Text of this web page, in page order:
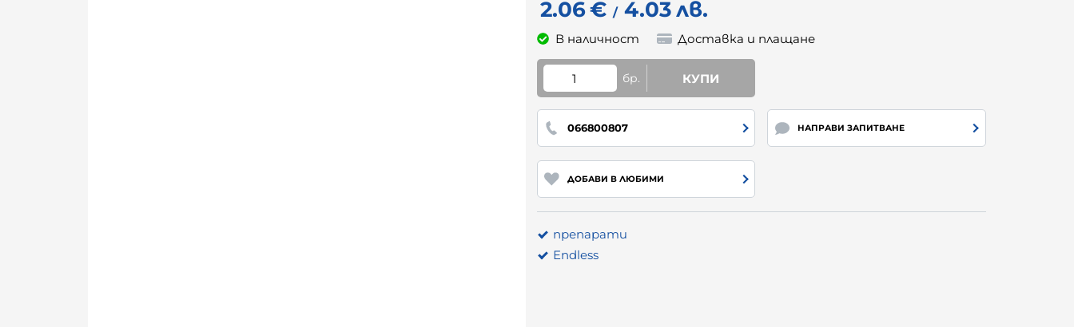
2.06€ / 4.03лв.
В наличност Доставка и плащане
бр. КУПИ
066800807 НАПРАВИ ЗАПИТВАНЕ
ДОБАВИ В ЛЮБИМИ
препарати
Endless